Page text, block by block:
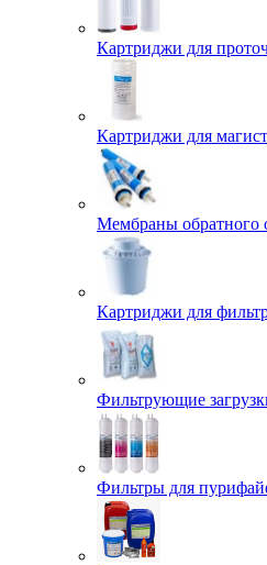
Картриджи для
Картриджи для
Мембраны обратного
Картриджи для
Фильтрующие
Фильтры для